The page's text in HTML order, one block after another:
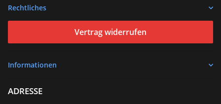
Rechtliches
Vertrag widerrufen
Informationen
ADRESSE